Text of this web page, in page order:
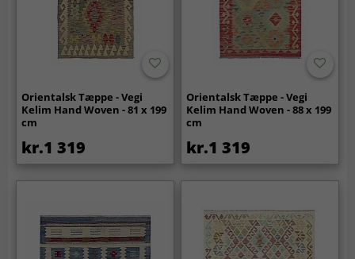
Orientalsk Tæppe - Vegi
Kelim Hand Woven - 81 x 199
cm
kr.1 319
Orientalsk Tæppe - Vegi
Kelim Hand Woven - 88 x 199
cm
kr.1 319